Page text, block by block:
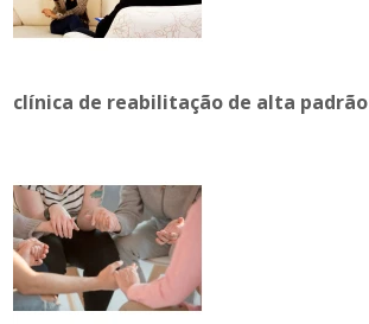
clínica de reabilitação de alta padrão